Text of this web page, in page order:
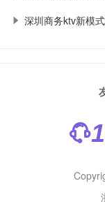
深圳商务ktv新模